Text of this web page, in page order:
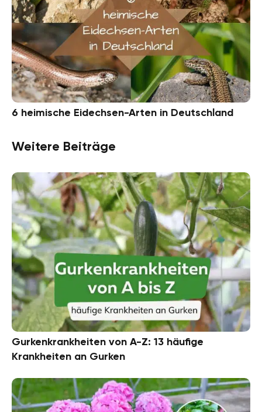
6 heimische Eidechsen-Arten in Deutschland
Weitere Beiträge
Gurkenkrankheiten von A-Z: 13 häufige
Krankheiten an Gurken